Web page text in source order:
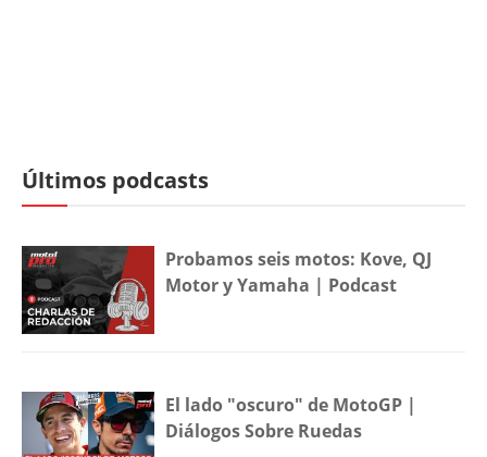
Últimos podcasts
Probamos seis motos: Kove, QJ
Motor y Yamaha | Podcast
El lado "oscuro" de MotoGP |
Diálogos Sobre Ruedas